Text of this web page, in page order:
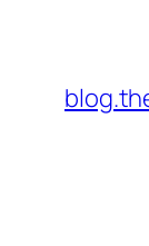
springen